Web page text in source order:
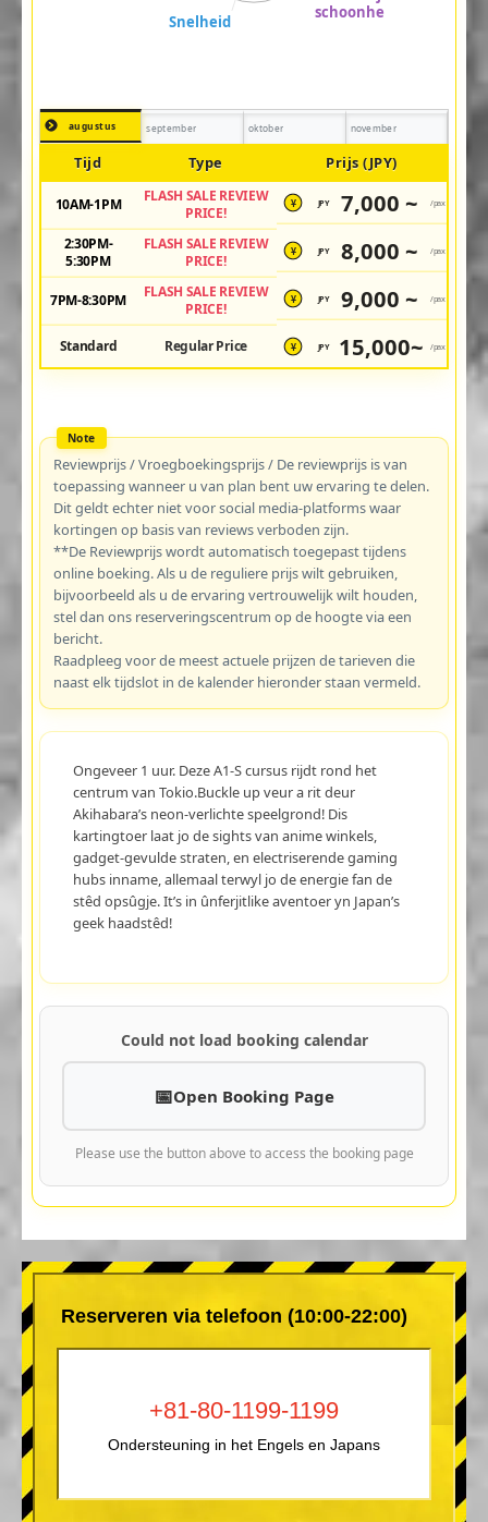
augustus september oktober november
Tijd Type Prijs (JPY)
10AM-1PM
FLASH SALE REVIEW
PRICE!
¥ JPY 7,000 ~ /pax
2:30PM-
5:30PM
FLASH SALE REVIEW
PRICE!
¥ JPY 8,000 ~ /pax
7PM-8:30PM
FLASH SALE REVIEW
PRICE!
¥ JPY 9,000 ~ /pax
Standard Regular Price ¥ JPY 15,000~ /pax
Reviewprijs / Vroegboekingsprijs / De reviewprijs is van
toepassing wanneer u van plan bent uw ervaring te delen.
Dit geldt echter niet voor social media-platforms waar
kortingen op basis van reviews verboden zijn.
**De Reviewprijs wordt automatisch toegepast tijdens
online boeking. Als u de reguliere prijs wilt gebruiken,
bijvoorbeeld als u de ervaring vertrouwelijk wilt houden,
stel dan ons reserveringscentrum op de hoogte via een
bericht.
Raadpleeg voor de meest actuele prijzen de tarieven die
naast elk tijdslot in de kalender hieronder staan vermeld.
Ongeveer 1 uur. Deze A1-S cursus rijdt rond het
centrum van Tokio.Buckle up veur a rit deur
Akihabara’s neon-verlichte speelgrond! Dis
kartingtoer laat jo de sights van anime winkels,
gadget-gevulde straten, en electriserende gaming
hubs inname, allemaal terwyl jo de energie fan de
stêd opsûgje. It’s in ûnferjitlike aventoer yn Japan’s
geek haadstêd!
Could not load booking calendar
Open Booking Page
Please use the button above to access the booking page
Reserveren via telefoon (10:00-22:00)
+81-80-1199-1199
Ondersteuning in het Engels en Japans